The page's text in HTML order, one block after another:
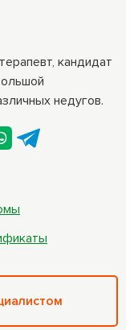
кандидат
недугов.